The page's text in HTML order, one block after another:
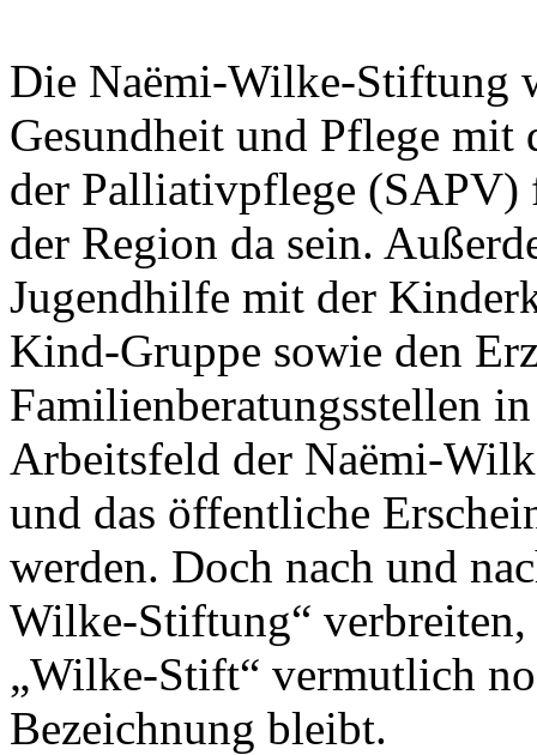
Die Naëmi-Wilke-Stiftung
Gesundheit und Pflege
der Palliativpflege (SAPV)
der Region da sein.
Jugendhilfe mit der
Kind-Gruppe sowie den
Familienberatungsstellen
Arbeitsfeld der Naëmi-
und das öffentliche
werden. Doch nach und
Wilke-Stiftung“ verbreiten,
„Wilke-Stift“ vermutlich
Bezeichnung bleibt.